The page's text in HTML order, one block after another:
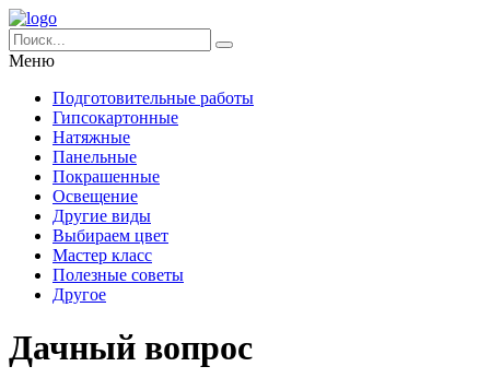
Меню
Подготовительные работы
Гипсокартонные
Натяжные
Панельные
Покрашенные
Освещение
Другие виды
Выбираем цвет
Мастер класс
Полезные советы
Другое
Дачный вопрос